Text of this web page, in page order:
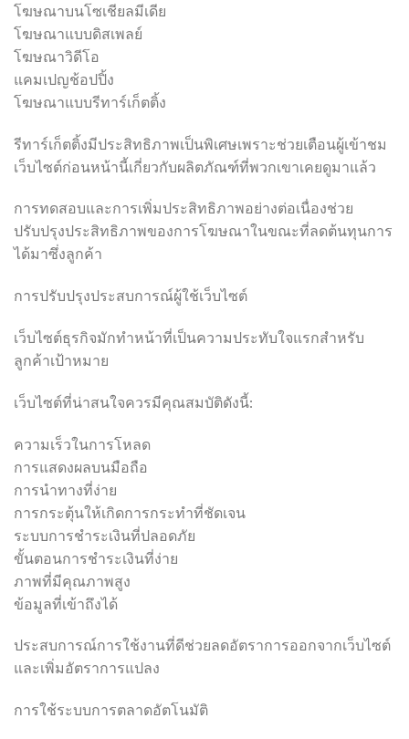
โฆษณาบนโซเชียลมีเดีย
โฆษณาแบบดิสเพลย์
โฆษณาวิดีโอ
แคมเปญช้อปปิ้ง
โฆษณาแบบรีทาร์เก็ตติ้ง
รีทาร์เก็ตติ้งมีประสิทธิภาพเป็นพิเศษเพราะช่วยเตือนผู้เข้าชม
เว็บไซต์ก่อนหน้านี้เกี่ยวกับผลิตภัณฑ์ที่พวกเขาเคยดูมาแล้ว
การทดสอบและการเพิ่มประสิทธิภาพอย่างต่อเนื่องช่วย
ปรับปรุงประสิทธิภาพของการโฆษณาในขณะที่ลดต้นทุนการ
ได้มาซึ่งลูกค้า
การปรับปรุงประสบการณ์ผู้ใช้เว็บไซต์
เว็บไซต์ธุรกิจมักทำหน้าที่เป็นความประทับใจแรกสำหรับ
ลูกค้าเป้าหมาย
เว็บไซต์ที่น่าสนใจควรมีคุณสมบัติดังนี้:
ความเร็วในการโหลด
การแสดงผลบนมือถือ
การนำทางที่ง่าย
การกระตุ้นให้เกิดการกระทำที่ชัดเจน
ระบบการชำระเงินที่ปลอดภัย
ขั้นตอนการชำระเงินที่ง่าย
ภาพที่มีคุณภาพสูง
ข้อมูลที่เข้าถึงได้
ประสบการณ์การใช้งานที่ดีช่วยลดอัตราการออกจากเว็บไซต์
และเพิ่มอัตราการแปลง
การใช้ระบบการตลาดอัตโนมัติ